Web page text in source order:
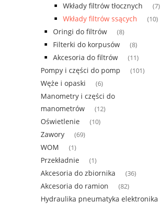
Wkłady filtrów tłocznych (7)
Wkłady filtrów ssących (10)
Oringi do filtrów (8)
Filterki do korpusów (8)
Akcesoria do filtrów (11)
Pompy i części do pomp (101)
Węże i opaski (6)
Manometry i części do
manometrów
(12)
Oświetlenie (10)
Zawory (69)
WOM (1)
Przekładnie (1)
Akcesoria do zbiornika (36)
Akcesoria do ramion (82)
Hydraulika pneumatyka elektronika